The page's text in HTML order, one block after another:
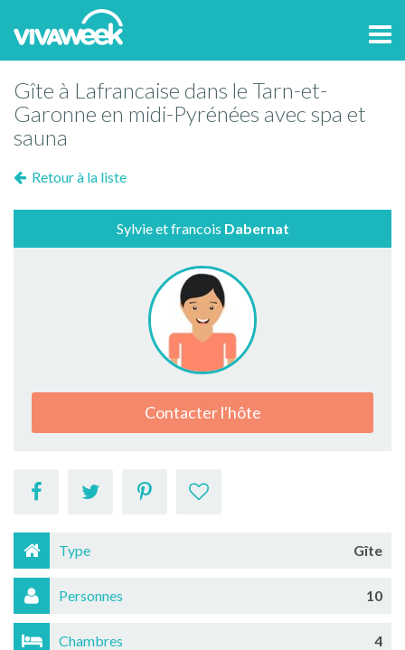
Gîte à Lafrancaise dans le Tarn-et-
Garonne en midi-Pyrénées avec spa et
sauna
Retour à la liste
Sylvie et francois Dabernat
Contacter l'hôte
Type Gîte
Personnes 10
Chambres 4